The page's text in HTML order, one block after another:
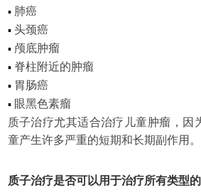
▪ 肺癌
▪ 头颈癌
▪ 颅底肿瘤
▪ 脊柱附近的肿瘤
▪ 胃肠癌
▪ 眼黑色素瘤
质子治疗尤其适合治疗儿童肿瘤，因
童产生许多严重的短期和长期副作用。
质子治疗是否可以用于治疗所有类型